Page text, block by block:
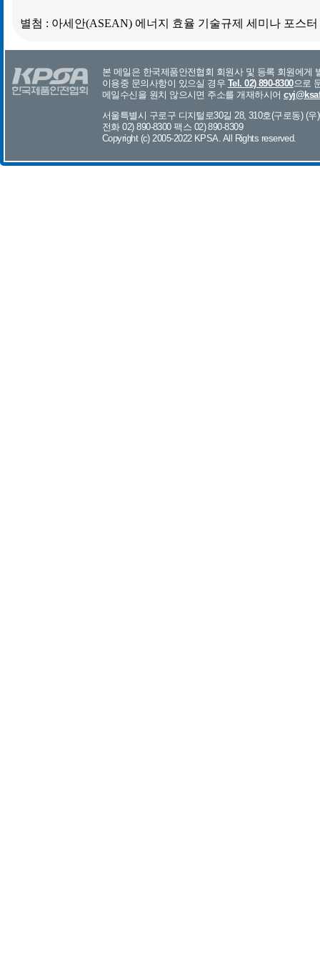
별첨 : 아세안(ASEAN) 에너지 효율 기술규제 세미나 포스
본 메일은 한국제품안전협회 회원사 및 등록 회원에게
이용중 문의사항이 있으실 경우 Tel. 02) 890-8300으로
메일수신을 원치 않으시면 주소를 개재하시어
서울특별시 구로구 디지털로30길 28, 310호(구로동) (우
전화 02) 890-8300 팩스 02) 890-8309
Copyright (c) 2005-2022 KPSA. All Rights reserved.